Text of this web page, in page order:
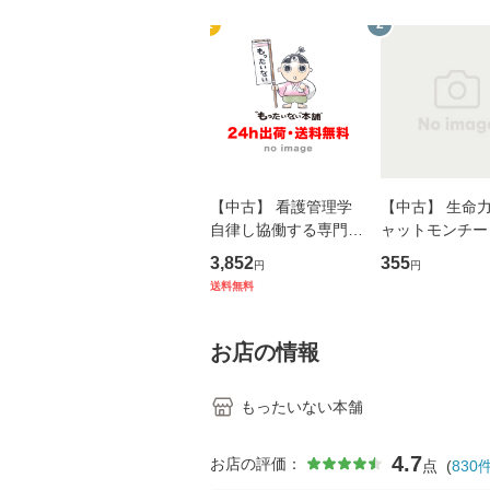
1
【中古】 看護管理学
自律し協働する専門職
の看護マネジメントス
キル 改訂第3版 (看護
堂 [単行
3,852円
送料無料
2
【中古】 生命
ャットモンチ
ーンレコード
【メール便送
355円
お店の情報
もったいない本舗
お店の評価： 4.7点 (830